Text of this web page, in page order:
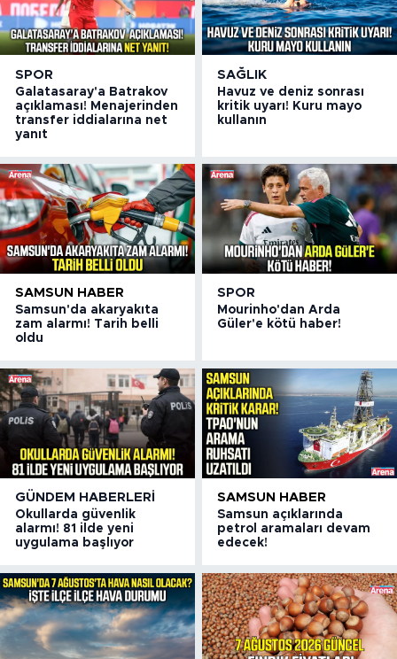
SPOR
Galatasaray'a Batrakov
açıklaması! Menajerinden
transfer iddialarına net
yanıt
SAĞLIK
Havuz ve deniz sonrası
kritik uyarı! Kuru mayo
kullanın
SAMSUN HABER
Samsun'da akaryakıta
zam alarmı! Tarih belli
oldu
SPOR
Mourinho'dan Arda
Güler'e kötü haber!
GÜNDEM HABERLERI
Okullarda güvenlik
alarmı! 81 ilde yeni
uygulama başlıyor
SAMSUN HABER
Samsun açıklarında
petrol aramaları devam
edecek!